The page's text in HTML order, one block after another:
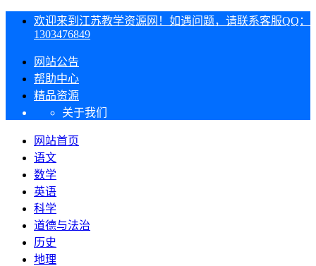
欢迎来到江苏教学资源网！如遇问题，请联系客服QQ：
1303476849
网站公告
帮助中心
精品资源
关于我们
网站首页
语文
数学
英语
科学
道德与法治
历史
地理